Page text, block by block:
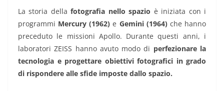
La storia dellafotografia nello spazio è iniziata con i
programmi Mercury (1962) e Gemini (1964)che hanno
preceduto le missioni Apollo. Durante questi anni, i
laboratori ZEISS hanno avuto modo di perfezionare la
tecnologia e progettare obiettivi fotografici in grado
di rispondere alle sfide imposte dallo spazio.